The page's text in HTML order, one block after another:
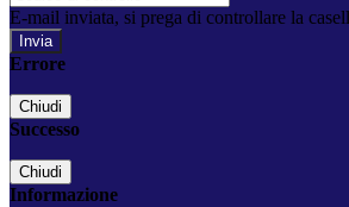
E-mail inviata, si prega di controllare la
Errore
Chiudi
Successo
Chiudi
Informazione